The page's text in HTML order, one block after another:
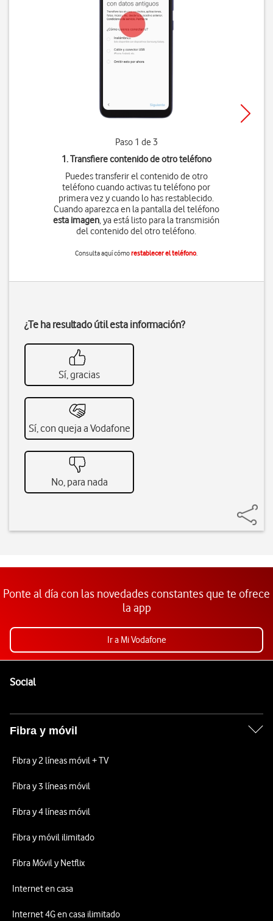
Paso 1 de 3
1. Transfiere contenido de otro teléfono
Puedes transferir el contenido de otro
teléfono cuando activas tu teléfono por
primera vez y cuando lo has restablecido.
Cuando aparezca en la pantalla del teléfono
esta imagen, ya está listo para la transmisión
del contenido del otro teléfono.
Consulta aquí cómorestablecer el teléfono.
¿Te ha resultado útil esta información?
Sí, gracias
Sí, con queja a Vodafone
No, para nada
Ponte al día con las novedades constantes que te ofrece
la app
Ir a Mi Vodafone
SocialEnlaces a las redes sociales de Vodafone
Fibra y móvil
Fibra y 2 líneas móvil + TV
Fibra y 3 líneas móvil
Fibra y 4 líneas móvil
Fibra y móvil ilimitado
Fibra Móvil y Netflix
Internet en casa
Internet 4G en casa ilimitado